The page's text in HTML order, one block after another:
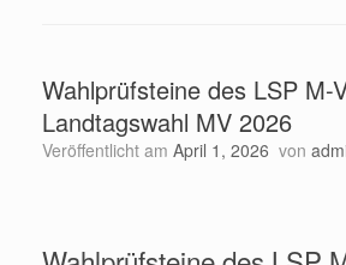
Wahlprüfsteine des LSP M-
Landtagswahl MV 2026
Veröffentlicht am April 1, 2026 von